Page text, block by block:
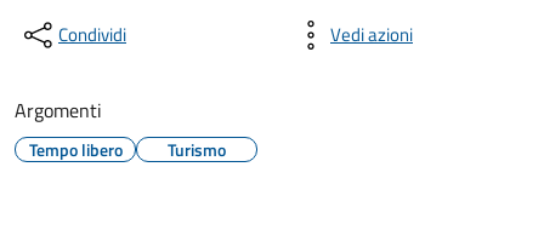
Condividi Vedi azioni
Argomenti
Tempo libero Turismo